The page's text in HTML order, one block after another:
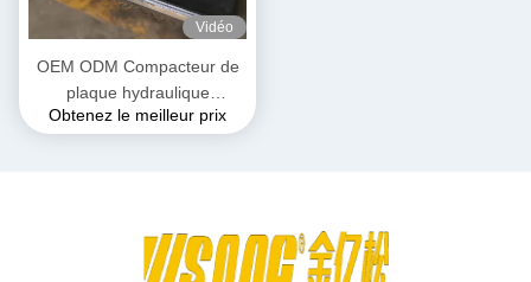
Vidéo
OEM ODM Compacteur de
plaque hydraulique
réversible vibrant pour la
Obtenez le meilleur prix